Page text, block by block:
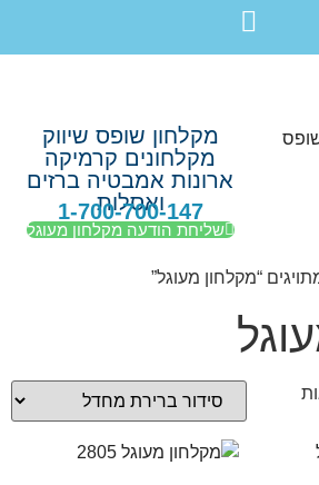
מקלחון שופס שיווק
מקלחונים קרמיקה
ארונות אמבטיה ברזים
ואסלות
1-700-700-147
שליחת הודעה מקלחון מעוגל
“מקלחון מעוגל”